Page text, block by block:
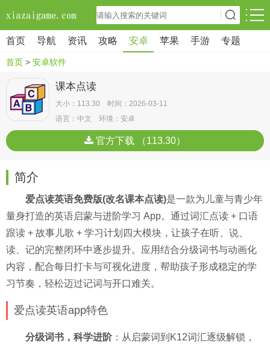
首页 导航 资讯 攻略 安卓 苹果 手游 专题
首页 > 安卓软件
课本点读
大小：113.30 时间：2026-03-11
语言：中文 环境：安卓
官方下载 （113.30）
简介
爱点读英语免费版(改名课本点读)是一款为儿童与青少年
量身打造的英语启蒙与进阶学习 App。通过词汇点读 + 口语
跟读 + 故事儿歌 + 学习计划四大模块，让孩子在听、说、
读、记的完整闭环中逐步提升。应用结合分级词书与动画化
内容，配合每日打卡与可视化进度，帮助孩子形成稳定的学
习节奏，轻松迈过记词与开口难关。
爱点读英语app特色
分级词书，科学进阶 ：从启蒙词到K12词汇逐级解锁，